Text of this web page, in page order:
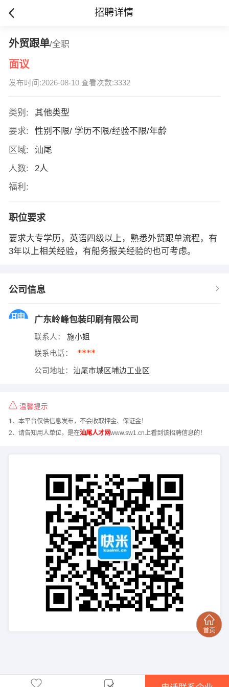
招聘详情
外贸跟单/全职
面议
发布时间:2026-08-10 查看次数:3332
类别:
其他类型
要求:
性别不限/ 学历不限/经验不限/年龄
区域:
汕尾
人数:
2人
福利:
职位要求
要求大专学历，英语四级以上，熟悉外贸跟单流程，有
3年以上相关经验，有船务报关经验的也可考虑。
公司信息
广东岭峰包装印刷有限公司
联系人： 施小姐
联系电话： ****
公司地址： 汕尾市城区埔边工业区
温馨提示
1、本平台仅供信息发布，不会收取押金、保证金！
2、请告知用人单位，是在汕尾人才网www.sw1.cn上看到该招聘信息的！